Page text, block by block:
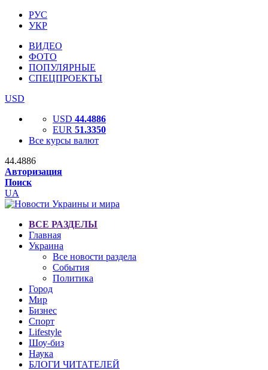
РУС
УКР
ВИДЕО
ФОТО
ПОПУЛЯРНЫЕ
СПЕЦПРОЕКТЫ
USD
USD 44.4886
EUR 51.3350
Все курсы валют
44.4886
Авторизация
Поиск
UA
ВСЕ РАЗДЕЛЫ
Главная
Украина
Все новости раздела
События
Политика
Город
Мир
Бизнес
Спорт
Lifestyle
Шоу-биз
Наука
БЛОГИ ЧИТАТЕЛЕЙ